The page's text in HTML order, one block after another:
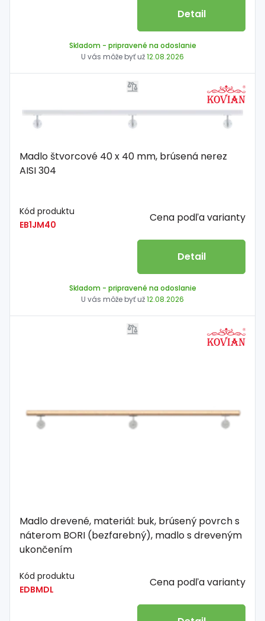
Detail
Skladom - pripravené na odoslanie
U vás môže byť už12.08.2026
Madlo štvorcové 40 x 40 mm, brúsená nerez
AISI 304
Kód produktu
EB1JM40
Cena podľa varianty
Detail
Skladom - pripravené na odoslanie
U vás môže byť už12.08.2026
Madlo drevené, materiál: buk, brúsený povrch s
náterom BORI (bezfarebný), madlo s dreveným
ukončením
Kód produktu
EDBMDL
Cena podľa varianty